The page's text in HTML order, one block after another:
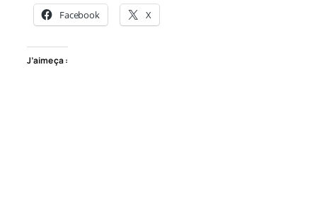
Facebook X
J’aime ça :